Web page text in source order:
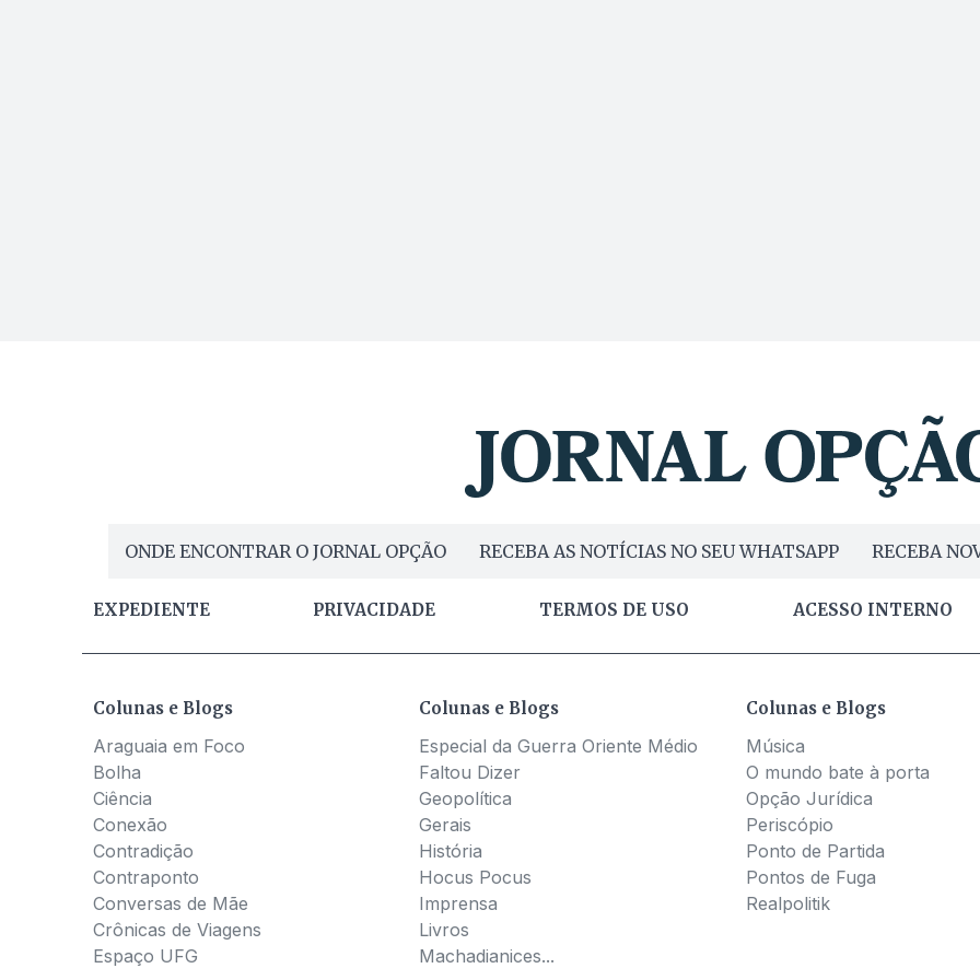
ONDE ENCONTRAR O JORNAL OPÇÃO RECEBA AS NOTÍCIAS NO SEU WHATSAPP RECEBA
EXPEDIENTE PRIVACIDADE TERMOS DE USO ACESSO INTERNO
Colunas e Blogs
Araguaia em Foco
Bolha
Ciência
Conexão
Contradição
Contraponto
Conversas de Mãe
Crônicas de Viagens
Espaço UFG
Colunas e Blogs
Especial da Guerra Oriente Médio
Faltou Dizer
Geopolítica
Gerais
História
Hocus Pocus
Imprensa
Livros
Machadianices...
Colunas e Blogs
Música
O mundo bate à porta
Opção Jurídica
Periscópio
Ponto de Partida
Pontos de Fuga
Realpolitik